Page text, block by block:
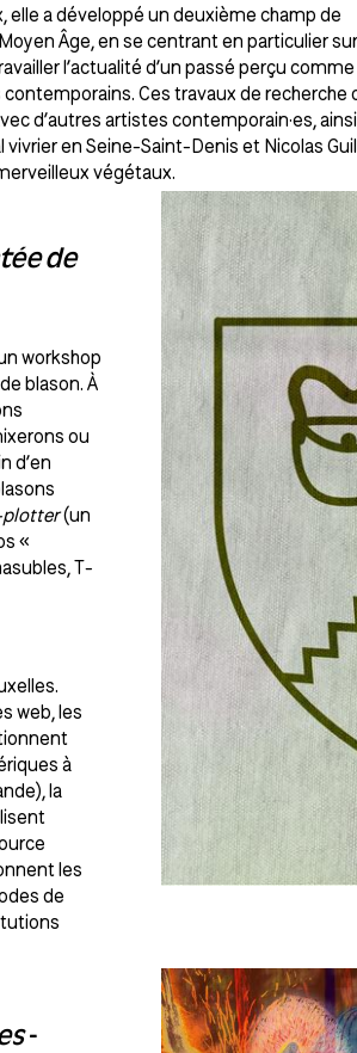
elle a développé un deuxième champ de
Âge, en se centrant en particulier
l’actualité d’un passé perçu comme
Ces travaux de recherche
d’autres artistes contemporain·es,
en Seine-Saint-Denis et Nicolas
végétaux.
de
workshop
blason. À
ou
d’en
(un
«
T-
web, les
à
la
les
de
-